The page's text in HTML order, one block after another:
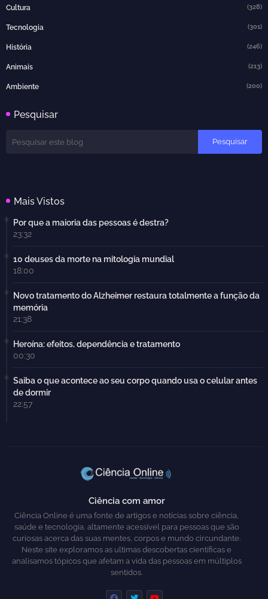
Cultura (328)
Tecnologia (301)
História (246)
Animais (213)
Ambiente (200)
Pesquisar
Mais Vistos
Por que a maioria das pessoas é destra?
23:32
10 deuses da morte na mitologia mundial
18:00
Novo tratamento do Alzheimer restaura totalmente a função da
memória
21:38
Heroína: efeitos, dependência e tratamento
00:30
Saiba o que acontece ao seu corpo quando usa o celular antes
de dormir
22:57
Ciência com amor
Ciência Online é uma fonte de artigos e notícias sobre ciência,
saúde e tecnologia, altamente acessível para pessoas que são
curiosas acerca das suas mentes, corpos e mundo circundante.
Neste site exploramos as ultimas descobertas científicas e
analisamos tópicos que afetam a vida das pessoas em múltiplos
sentidos.